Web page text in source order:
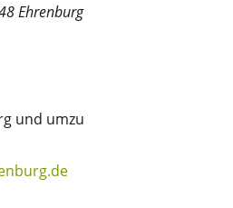
Ehrenburg
und umzu